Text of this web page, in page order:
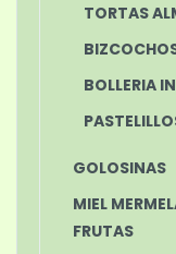
TORTAS
BOLLERIA
GOLOSINAS
MIEL
FRUTAS